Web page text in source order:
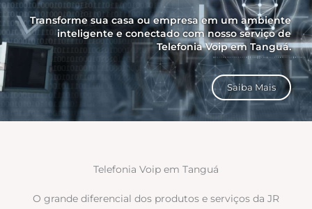
Transforme sua casa ou empresa em um ambiente
inteligente e conectado com nosso serviço de
Telefonia Voip em Tanguá.
Saiba Mais
Telefonia Voip em Tanguá
O grande diferencial dos produtos e serviços da JR